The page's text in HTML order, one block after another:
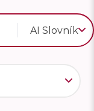
AI Slovník